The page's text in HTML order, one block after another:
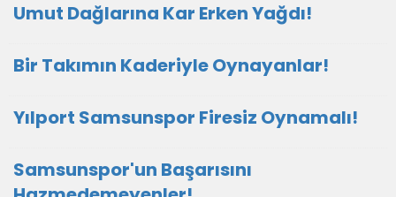
Umut Dağlarına Kar Erken Yağdı!
Bir Takımın Kaderiyle Oynayanlar!
Yılport Samsunspor Firesiz Oynamalı!
Samsunspor'un Başarısını